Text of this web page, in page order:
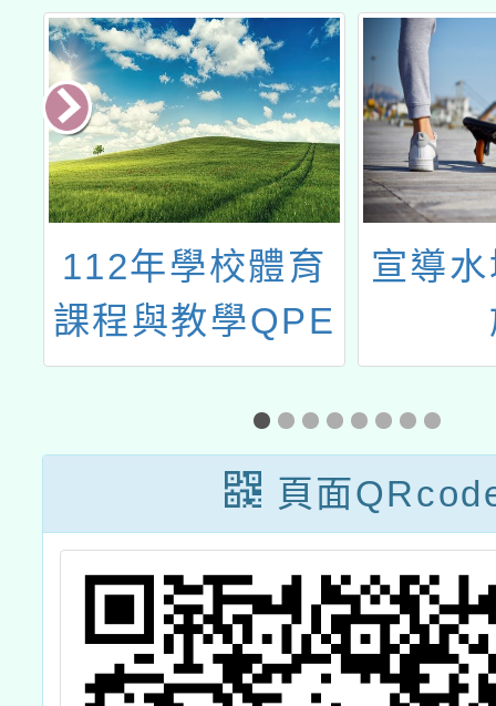
112年學校體育
課程與教學QPE
發展計畫－112
年身體素養評量
增能工作坊
宣導
頁面